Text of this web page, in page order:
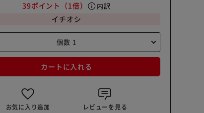
39ポイント （1倍） info 内訳
イチオシ
カートに入れる
お気に入り追加 レビューを見る